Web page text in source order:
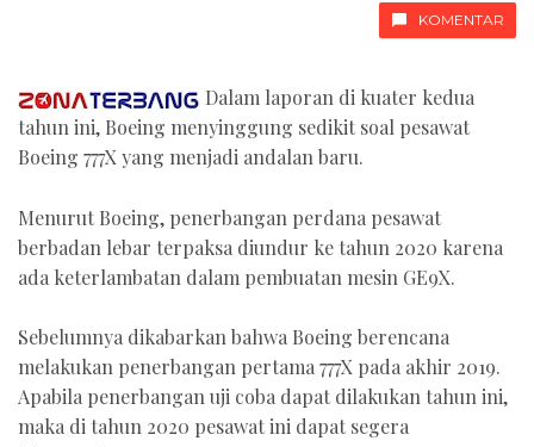
KOMENTAR
Dalam laporan di kuater kedua
tahun ini, Boeing menyinggung sedikit soal pesawat
Boeing 777X yang menjadi andalan baru.
Menurut Boeing, penerbangan perdana pesawat
berbadan lebar terpaksa diundur ke tahun 2020 karena
ada keterlambatan dalam pembuatan mesin GE9X.
Sebelumnya dikabarkan bahwa Boeing berencana
melakukan penerbangan pertama 777X pada akhir 2019.
Apabila penerbangan uji coba dapat dilakukan tahun ini,
maka di tahun 2020 pesawat ini dapat segera